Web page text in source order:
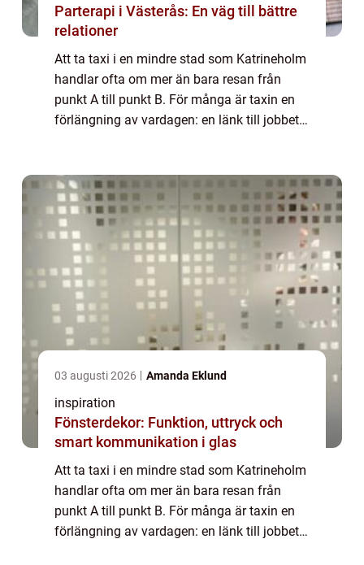
Parterapi i Västerås: En väg till bättre
relationer
Att ta taxi i en mindre stad som Katrineholm
handlar ofta om mer än bara resan från
punkt A till punkt B. För många är taxin en
förlängning av vardagen: en länk till jobbet,
03 augusti 2026 Amanda Eklund
inspiration
Fönsterdekor: Funktion, uttryck och
smart kommunikation i glas
Att ta taxi i en mindre stad som Katrineholm
handlar ofta om mer än bara resan från
punkt A till punkt B. För många är taxin en
förlängning av vardagen: en länk till jobbet,